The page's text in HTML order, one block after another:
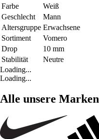
Farbe
Weiß
Geschlecht
Mann
Altersgruppe Erwachsene
Sortiment
Vomero
Drop
10 mm
Stabilität
Neutre
Loading...
Loading...
Alle unsere Marken